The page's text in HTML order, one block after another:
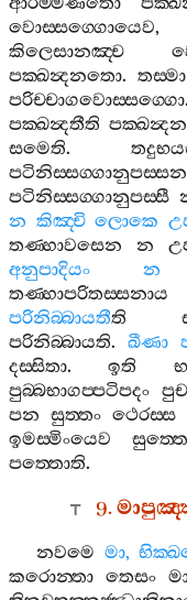
වොස‍්සග‍්ගොයෙව
කිලෙසානඤ‍්ච
පක‍්ඛන්‍දනතො.තස‍්මා
පරිච‍්චාගවොස‍්සග‍්ගො
පක‍්ඛන්‍දතීති
සමෙති.
පටිනිස‍්සග‍්ගානුපස‍්සී
න කිඤ‍්චි ලොකෙ
තණ‍්හාවසෙන
න
අනුපාදියං
න
තණ‍්හාපරිතස‍්සනාය
පරිනිබ‍්බායතීති
පරිනිබ‍්බායති. ඛීණා
දස‍්සිතා.ඉති
පුබ‍්බභාගප‍්පටිපදං
පන සුත‍්තං ථෙරස‍්ස
ඉමස‍්මිංයෙව
සුත‍්තෙ
පත‍්තොති.
9.
නවමෙ මා,
කරොන‍්තා තෙසං